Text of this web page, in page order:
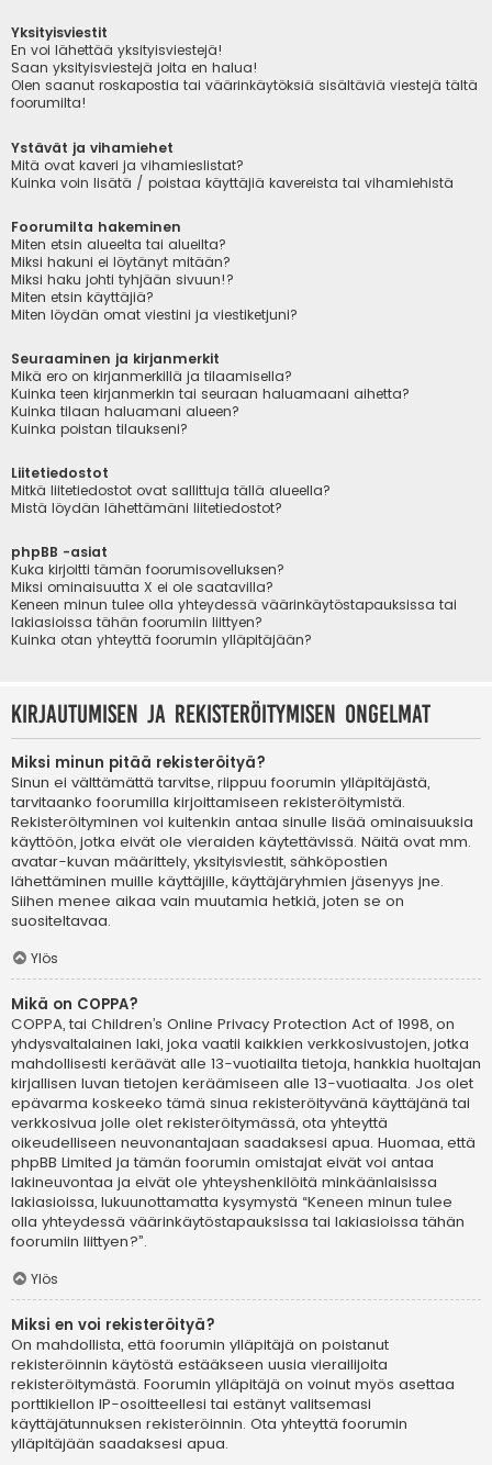
Yksityisviestit
En voi lähettää yksityisviestejä!
Saan yksityisviestejä joita en halua!
Olen saanut roskapostia tai väärinkäytöksiä sisältäviä viestejä tältä
foorumilta!
Ystävät ja vihamiehet
Mitä ovat kaveri ja vihamieslistat?
Kuinka voin lisätä / poistaa käyttäjiä kavereista tai vihamiehistä
Foorumilta hakeminen
Miten etsin alueelta tai alueilta?
Miksi hakuni ei löytänyt mitään?
Miksi haku johti tyhjään sivuun!?
Miten etsin käyttäjiä?
Miten löydän omat viestini ja viestiketjuni?
Seuraaminen ja kirjanmerkit
Mikä ero on kirjanmerkillä ja tilaamisella?
Kuinka teen kirjanmerkin tai seuraan haluamaani aihetta?
Kuinka tilaan haluamani alueen?
Kuinka poistan tilaukseni?
Liitetiedostot
Mitkä liitetiedostot ovat sallittuja tällä alueella?
Mistä löydän lähettämäni liitetiedostot?
phpBB -asiat
Kuka kirjoitti tämän foorumisovelluksen?
Miksi ominaisuutta X ei ole saatavilla?
Keneen minun tulee olla yhteydessä väärinkäytöstapauksissa tai
lakiasioissa tähän foorumiin liittyen?
Kuinka otan yhteyttä foorumin ylläpitäjään?
Kirjautumisen ja rekisteröitymisen ongelmat
Miksi minun pitää rekisteröityä?
Sinun ei välttämättä tarvitse, riippuu foorumin ylläpitäjästä,
tarvitaanko foorumilla kirjoittamiseen rekisteröitymistä.
Rekisteröityminen voi kuitenkin antaa sinulle lisää ominaisuuksia
käyttöön, jotka eivät ole vieraiden käytettävissä. Näitä ovat mm.
avatar-kuvan määrittely, yksityisviestit, sähköpostien
lähettäminen muille käyttäjille, käyttäjäryhmien jäsenyys jne.
Siihen menee aikaa vain muutamia hetkiä, joten se on
suositeltavaa.
Ylös
Mikä on COPPA?
COPPA, tai Children’s Online Privacy Protection Act of 1998, on
yhdysvaltalainen laki, joka vaatii kaikkien verkkosivustojen, jotka
mahdollisesti keräävät alle 13-vuotiailta tietoja, hankkia huoltajan
kirjallisen luvan tietojen keräämiseen alle 13-vuotiaalta. Jos olet
epävarma koskeeko tämä sinua rekisteröityvänä käyttäjänä tai
verkkosivua jolle olet rekisteröitymässä, ota yhteyttä
oikeudelliseen neuvonantajaan saadaksesi apua. Huomaa, että
phpBB Limited ja tämän foorumin omistajat eivät voi antaa
lakineuvontaa ja eivät ole yhteyshenkilöitä minkäänlaisissa
lakiasioissa, lukuunottamatta kysymystä “Keneen minun tulee
olla yhteydessä väärinkäytöstapauksissa tai lakiasioissa tähän
foorumiin liittyen?”.
Ylös
Miksi en voi rekisteröityä?
On mahdollista, että foorumin ylläpitäjä on poistanut
rekisteröinnin käytöstä estääkseen uusia vierailijoita
rekisteröitymästä. Foorumin ylläpitäjä on voinut myös asettaa
porttikiellon IP-osoitteellesi tai estänyt valitsemasi
käyttäjätunnuksen rekisteröinnin. Ota yhteyttä foorumin
ylläpitäjään saadaksesi apua.